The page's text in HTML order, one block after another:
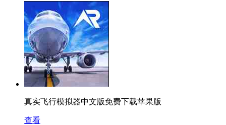
真实飞行模拟器中文版免费下载苹果版
查看